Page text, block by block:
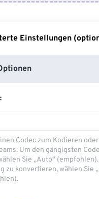
Einstellungen
Codec zum Kodieren
Um den gängigsten
Sie „Auto“
zu konvertieren, wählen Sie